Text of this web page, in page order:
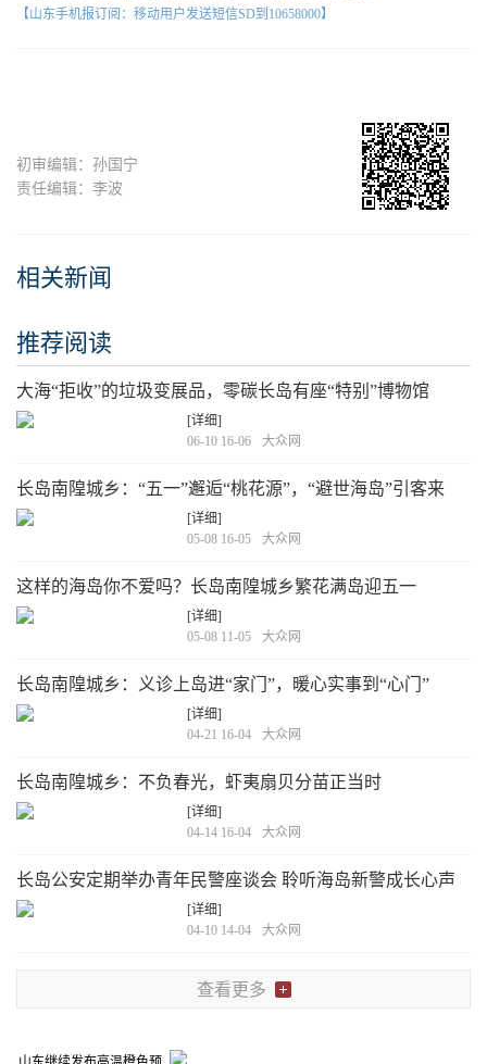
【山东手机报订阅：移动用户发送短信SD到10658000】
初审编辑：孙国宁
责任编辑：李波
相关新闻
推荐阅读
大海“拒收”的垃圾变展品，零碳长岛有座“特别”博物馆
[详细]
06-10 16-06
大众网
长岛南隍城乡：“五一”邂逅“桃花源”，“避世海岛”引客来
[详细]
05-08 16-05
大众网
这样的海岛你不爱吗？长岛南隍城乡繁花满岛迎五一
[详细]
05-08 11-05
大众网
长岛南隍城乡：义诊上岛进“家门”，暖心实事到“心门”
[详细]
04-21 16-04
大众网
长岛南隍城乡：不负春光，虾夷扇贝分苗正当时
[详细]
04-14 16-04
大众网
长岛公安定期举办青年民警座谈会 聆听海岛新警成长心声
[详细]
04-10 14-04
大众网
查看更多